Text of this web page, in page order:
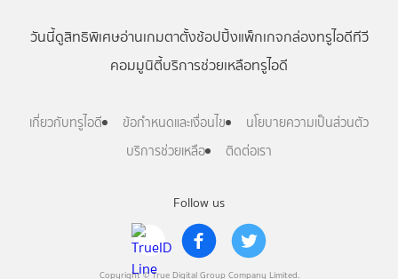
Follow us
Copyright © True Digital Group Company Limited.
วันนี้ดูสิทธิพิเศษอ่านเกมตาตั้งช้อปปิ้งแพ็กเกจกล่องทรูไอดีทีวี
คอมมูนิตี้บริการช่วยเหลือทรูไอดี
เกี่ยวกับทรูไอดี ข้อกำหนดและเงื่อนไข
นโยบายความเป็นส่วนตัว
บริการช่วยเหลือ
ติดต่อเรา